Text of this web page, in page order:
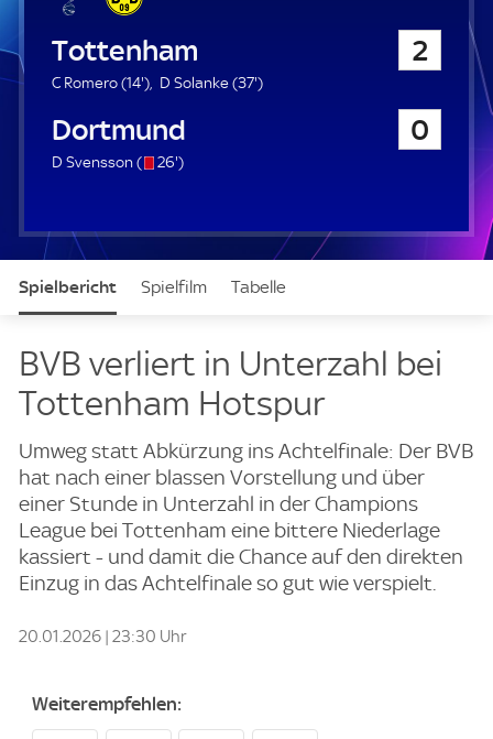
Tottenham Hotspur 2
C Romero (14'1
i
t
e
) D Solanke (37'3
t
e
)
Borussia Dortmund 0
D Svensson (
s26'2
u
)
Spielbericht Spielfilm Tabelle
BVB verliert in Unterzahl bei
Tottenham Hotspur
Umweg statt Abkürzung ins Achtelfinale: Der BVB
hat nach einer blassen Vorstellung und über
einer Stunde in Unterzahl in der Champions
League bei Tottenham eine bittere Niederlage
kassiert - und damit die Chance auf den direkten
Einzug in das Achtelfinale so gut wie verspielt.
20.01.2026 | 23:30 Uhr
Weiterempfehlen: